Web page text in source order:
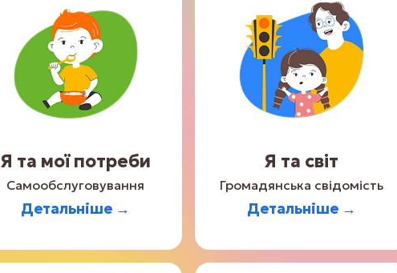
Я та мої потреби
Самообслуговування
Детальніше →
Я та світ
Громадянська свідомість
Детальніше →